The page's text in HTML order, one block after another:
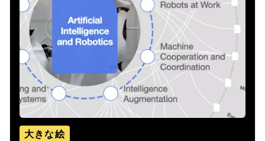
大きな絵